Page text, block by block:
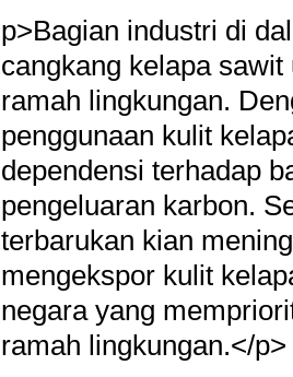
p>Bagian industri di
cangkang kelapa
ramah lingkungan.
penggunaan kulit
dependensi terhadap
pengeluaran karbon.
terbarukan kian
mengekspor kulit
negara yang
ramah lingkungan.</p>